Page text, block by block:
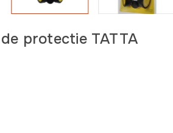
protectie TATTA